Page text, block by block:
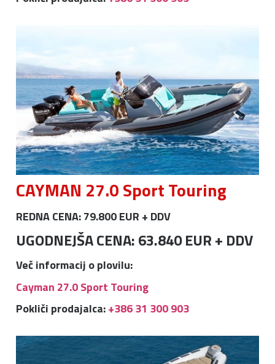
CAYMAN 27.0 Sport Touring
REDNA CENA: 79.800 EUR + DDV
UGODNEJŠA CENA: 63.840 EUR + DDV
Več informacij o plovilu:
Cayman 27.0 Sport Touring
Pokliči prodajalca:+386 31 300 903